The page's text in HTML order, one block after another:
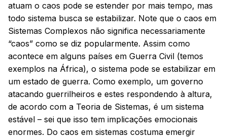
atuam o caos pode se estender por mais tempo, mas
todo sistema busca se estabilizar. Note que o caos em
Sistemas Complexos não significa necessariamente
“caos” como se diz popularmente. Assim como
acontece em alguns países em Guerra Civil (temos
exemplos na África), o sistema pode se estabilizar em
um estado de guerra. Como exemplo, um governo
atacando guerrilheiros e estes respondendo à altura,
de acordo com a Teoria de Sistemas, é um sistema
estável – sei que isso tem implicações emocionais
enormes. Do caos em sistemas costuma emergir